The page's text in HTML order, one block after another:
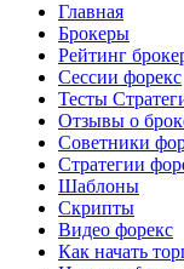
Главная
Брокеры
Рейтинг
Сессии форекс
Тесты
Отзывы о
Советники
Стратегии
Шаблоны
Скрипты
Видео форекс
Как начать